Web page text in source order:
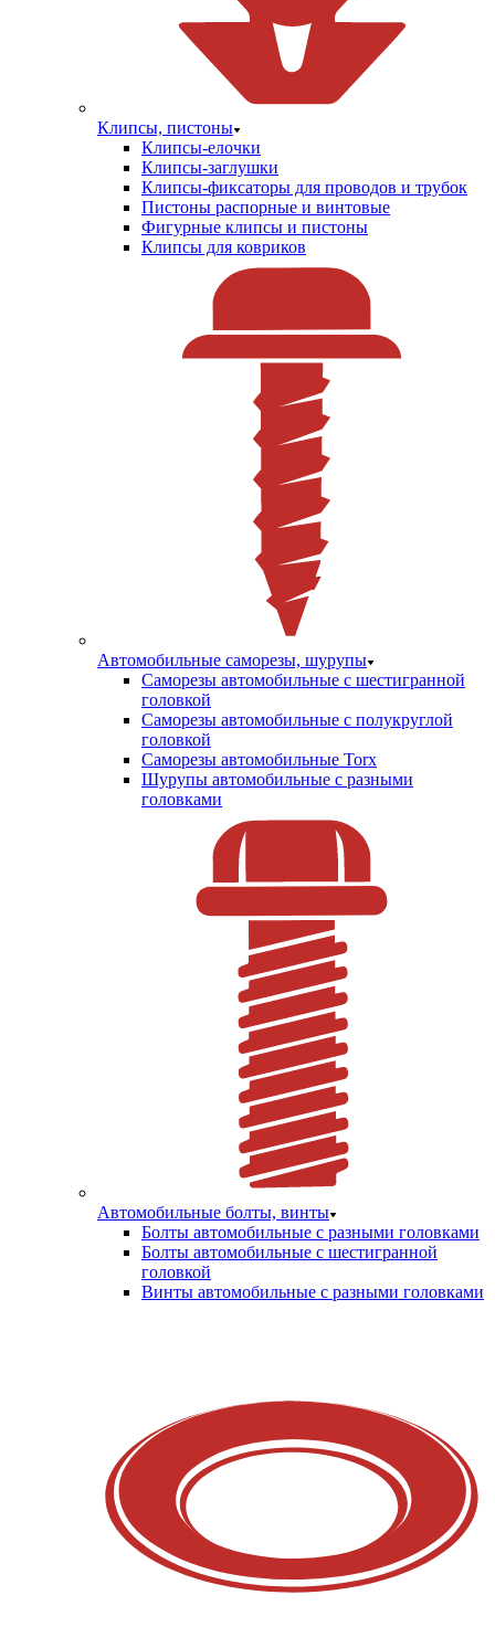
Клипсы, пистоны
Клипсы-елочки
Клипсы-заглушки
Клипсы-фиксаторы для проводов и трубок
Пистоны распорные и винтовые
Фигурные клипсы и пистоны
Клипсы для ковриков
Автомобильные саморезы, шурупы
Саморезы автомобильные с шестигранной
головкой
Саморезы автомобильные с полукруглой
головкой
Саморезы автомобильные Torx
Шурупы автомобильные с разными
головками
Автомобильные болты, винты
Болты автомобильные с разными головками
Болты автомобильные с шестигранной
головкой
Винты автомобильные с разными головками